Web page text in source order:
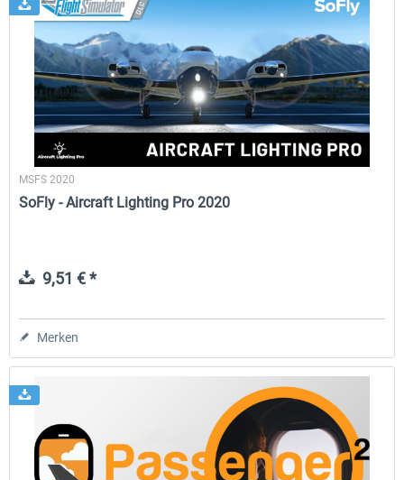
MSFS 2020
SoFly - Aircraft Lighting Pro 2020
9,51 € *
Merken